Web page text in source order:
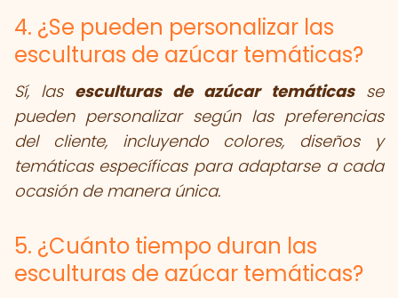
4. ¿Se pueden personalizar las
esculturas de azúcar temáticas?
Sí, las esculturas de azúcar temáticasse
pueden personalizar según las preferencias
del cliente, incluyendo colores, diseños y
temáticas específicas para adaptarse a cada
ocasión de manera única.
5. ¿Cuánto tiempo duran las
esculturas de azúcar temáticas?